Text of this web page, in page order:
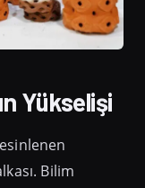
Yükselişi
Bilim